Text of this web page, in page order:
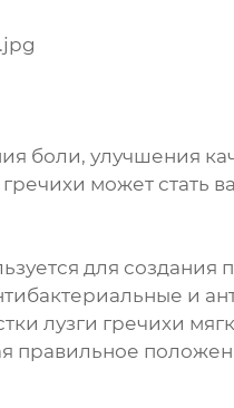
боли, улучшения
может стать
для создания
и
лузги гречихи
правильное